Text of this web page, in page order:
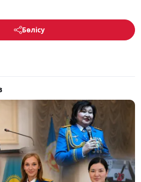
Бөлісу